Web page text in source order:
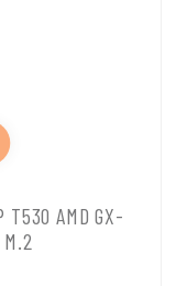
AMD GX-